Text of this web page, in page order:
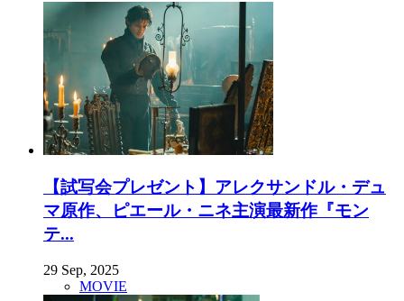
【試写会プレゼント】アレクサンドル・デュ
マ原作、ピエール・ニネ主演最新作『モン
テ...
29 Sep, 2025
MOVIE